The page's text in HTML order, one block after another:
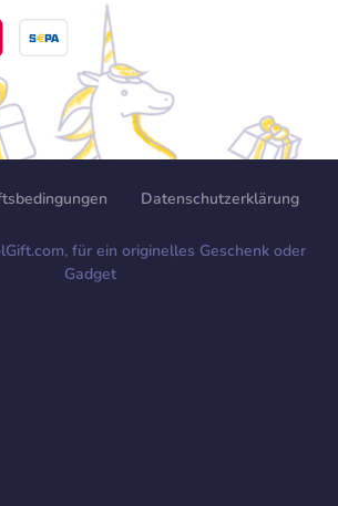
Datenschutzerklärung
für ein originelles Geschenk oder
Gadget